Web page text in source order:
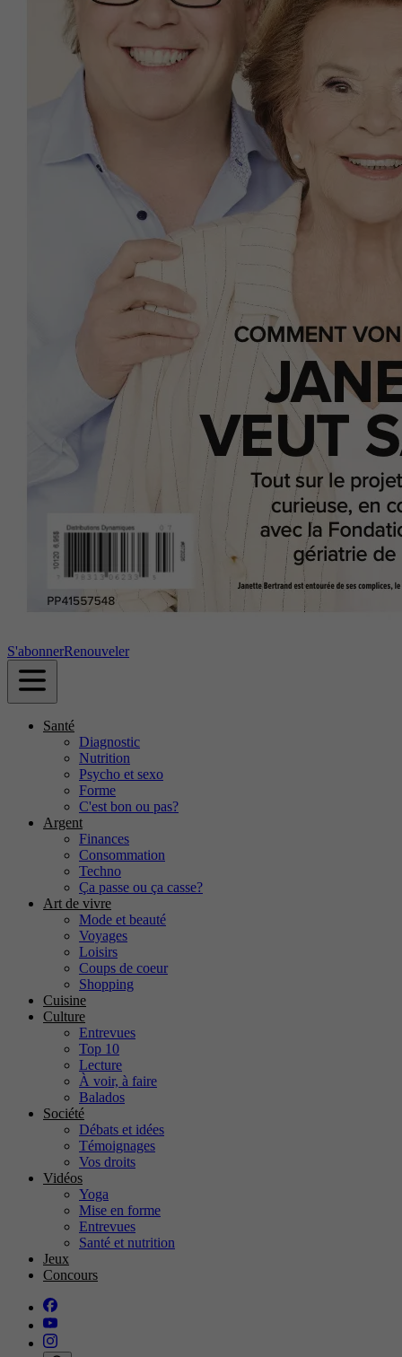
S'abonnerRenouveler
Santé
Diagnostic
Nutrition
Psycho et sexo
Forme
C'est bon ou pas?
Argent
Finances
Consommation
Techno
Ça passe ou ça casse?
Art de vivre
Mode et beauté
Voyages
Loisirs
Coups de coeur
Shopping
Cuisine
Culture
Entrevues
Top 10
Lecture
À voir, à faire
Balados
Société
Débats et idées
Témoignages
Vos droits
Vidéos
Yoga
Mise en forme
Entrevues
Santé et nutrition
Jeux
Concours